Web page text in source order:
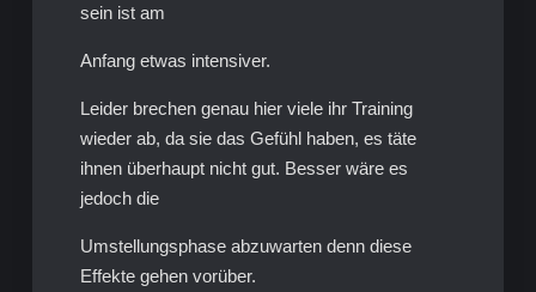
sein ist am
Anfang etwas intensiver.
Leider brechen genau hier viele ihr Training
wieder ab, da sie das Gefühl haben, es täte
ihnen überhaupt nicht gut. Besser wäre es
jedoch die
Umstellungsphase abzuwarten denn diese
Effekte gehen vorüber.